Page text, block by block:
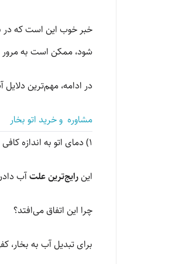
خبر خوب این است که در
شود، ممکن است به مرور
در ادامه، مهم‌ترین
مشاوره و خرید اتو بخار
1) دمای اتو به اندازه کافی بالا نرفته است
اینرایج‌ترین علتآب
چرا این اتفاق می‌افتد؟
برای تبدیل آب به بخار،